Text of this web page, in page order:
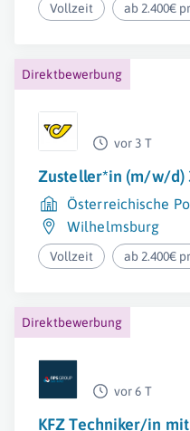
Vollzeit ab 2.400€
Direktbewerbung
vor 3 T
Zusteller*in (m/w/d)
Österreichische
Wilhelmsburg
Vollzeit ab 2.400€
Direktbewerbung
vor 6 T
KFZ Techniker/in